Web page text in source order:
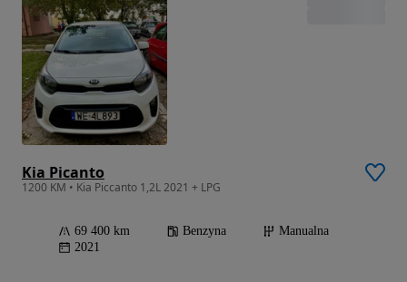
Kia Picanto
1200 KM • Kia Piccanto 1,2L 2021 + LPG
69 400 km Benzyna
Manualna
2021